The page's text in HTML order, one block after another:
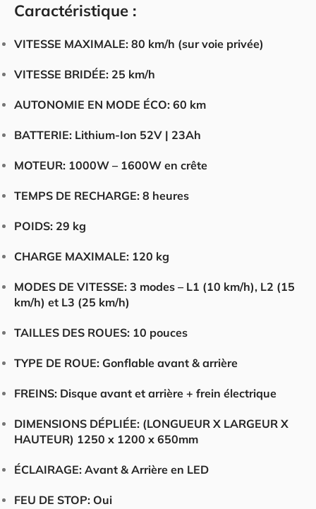
Caractéristique :
VITESSE MAXIMALE: 80 km/h (sur voie privée)
VITESSE BRIDÉE: 25 km/h
AUTONOMIE EN MODE ÉCO: 60 km
BATTERIE: Lithium-Ion 52V | 23Ah
MOTEUR: 1000W – 1600W en crête
TEMPS DE RECHARGE: 8 heures
POIDS: 29 kg
CHARGE MAXIMALE: 120 kg
MODES DE VITESSE: 3 modes – L1 (10 km/h), L2 (15
km/h) et L3 (25 km/h)
TAILLES DES ROUES: 10 pouces
TYPE DE ROUE: Gonflable avant & arrière
FREINS: Disque avant et arrière + frein électrique
DIMENSIONS DÉPLIÉE: (LONGUEUR X LARGEUR X
HAUTEUR) 1250 x 1200 x 650mm
ÉCLAIRAGE: Avant & Arrière en LED
FEU DE STOP: Oui